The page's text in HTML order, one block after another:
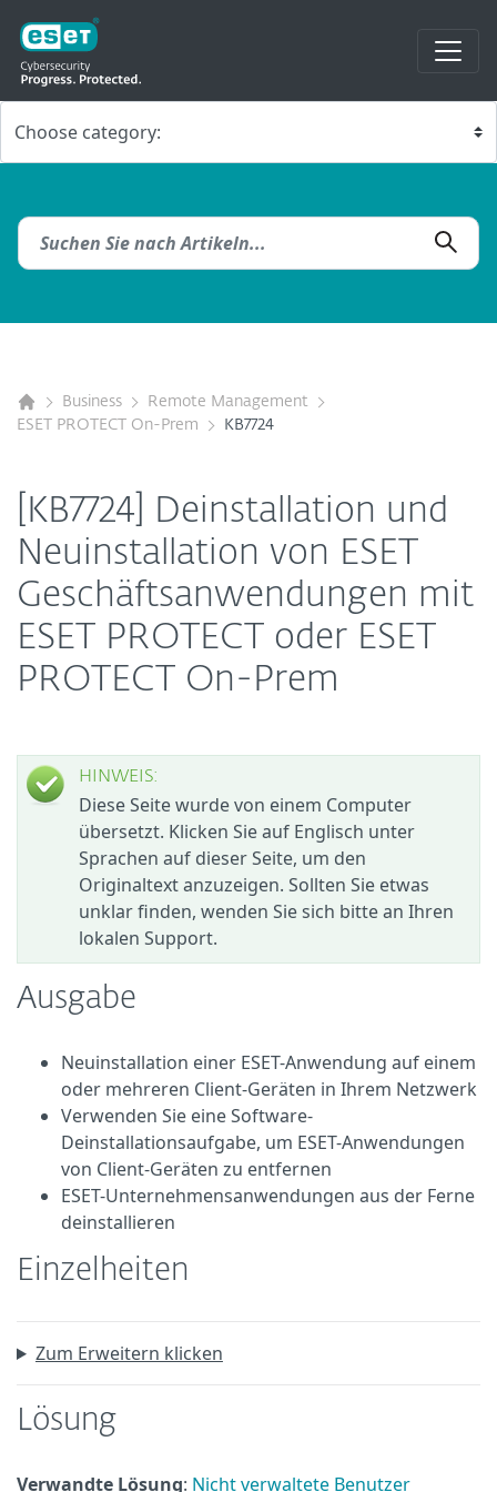
Business
Remote Management
ESET PROTECT On-Prem
KB7724
[KB7724] Deinstallation und
Neuinstallation von ESET
Geschäftsanwendungen mit
ESET PROTECT oder ESET
PROTECT On-Prem
HINWEIS:
Diese Seite wurde von einem Computer
übersetzt. Klicken Sie auf Englisch unter
Sprachen auf dieser Seite, um den
Originaltext anzuzeigen. Sollten Sie etwas
unklar finden, wenden Sie sich bitte an Ihren
lokalen Support.
Ausgabe
Neuinstallation einer ESET-Anwendung auf einem
oder mehreren Client-Geräten in Ihrem Netzwerk
Verwenden Sie eine Software-
Deinstallationsaufgabe, um ESET-Anwendungen
von Client-Geräten zu entfernen
ESET-Unternehmensanwendungen aus der Ferne
deinstallieren
Einzelheiten
Zum Erweitern klicken
Lösung
Verwandte Lösung: Nicht verwaltete Benutzer